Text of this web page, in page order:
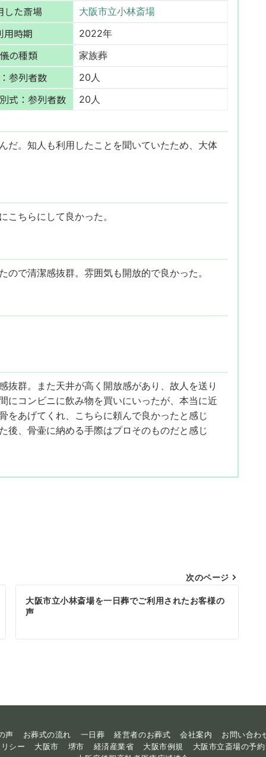
した斎場 大阪市立小林斎場
用時期 2022年
の種類 家族葬
参列者数 20人
式：参列者数 20人
だ。知人も利用したことを聞いていたため、大体
こちらにして良かった。
で清潔感抜群。雰囲気も開放的で良かった。
抜群。また天井が高く開放感があり、故人を送り
にコンビニに飲み物を買いにいったが、本当に近
をあげてくれ、こちらに頼んで良かったと感じ
後、骨壷に納める手際はプロそのものだと感じ
次のページ
大阪市立小林斎場を一日葬でご利用されたお客様の
声
声 お葬式の流れ 一日葬 経営者のお葬式 会社案内
お問い合わ
シー
大阪市 堺市 経済産業省 大阪市例規
大阪市立斎場の予